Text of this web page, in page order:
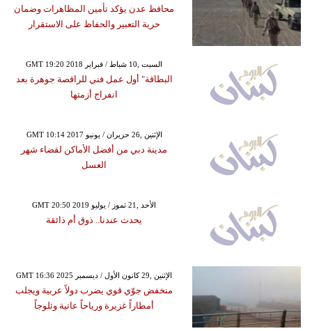
محافظ عدن يؤكد تأمين المظاهرات وضمان
حرية التعبير والحفاظ على الاستقرار
GMT 19:20 2018 السبت ,10 شباط / فبراير
البطاقة" أول عمل فني للراقصة جوهرة بعد
انفراج أزمتها
GMT 10:14 2017 الإثنين ,26 حزيران / يونيو
مدينة دبي من أفضل الأماكن لقضاء شهر
العسل
GMT 20:50 2019 الأحد ,21 تموز / يوليو
يحدث عندنا.. ذوق أم ذائقة
GMT 16:36 2025 الإثنين ,29 كانون الأول / ديسمبر
منخفض جوّي قوي يضرب دولاً عربية ويجلب
أمطاراً غزيرة ورياحاً عاتية وثلوجاً